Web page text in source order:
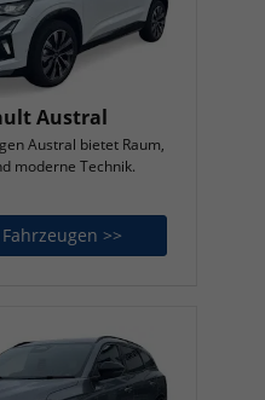
Austral
Austral bietet Raum,
moderne Technik.
>>